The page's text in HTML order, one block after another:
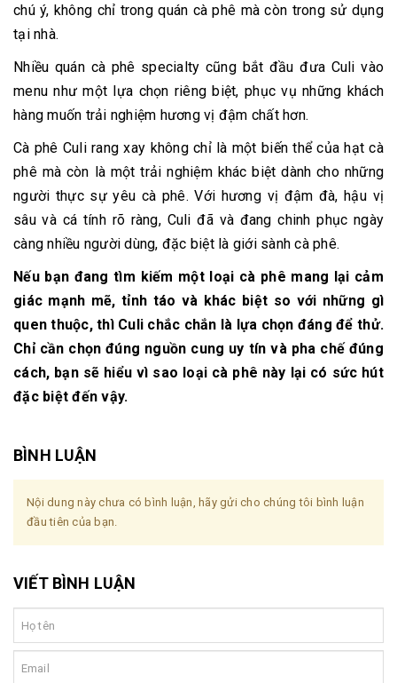
chú ý, không chỉ trong quán cà phê mà còn trong sử dụng
tại nhà.
Nhiều quán cà phê specialty cũng bắt đầu đưa Culi vào
menu như một lựa chọn riêng biệt, phục vụ những khách
hàng muốn trải nghiệm hương vị đậm chất hơn.
Cà phê Culi rang xay không chỉ là một biến thể của hạt cà
phê mà còn là một trải nghiệm khác biệt dành cho những
người thực sự yêu cà phê. Với hương vị đậm đà, hậu vị
sâu và cá tính rõ ràng, Culi đã và đang chinh phục ngày
càng nhiều người dùng, đặc biệt là giới sành cà phê.
Nếu bạn đang tìm kiếm một loại cà phê mang lại cảm
giác mạnh mẽ, tỉnh táo và khác biệt so với những gì
quen thuộc, thì Culi chắc chắn là lựa chọn đáng để thử.
Chỉ cần chọn đúng nguồn cung uy tín và pha chế đúng
cách, bạn sẽ hiểu vì sao loại cà phê này lại có sức hút
đặc biệt đến vậy.
BÌNH LUẬN
Nội dung này chưa có bình luận, hãy gửi cho chúng tôi bình luận
đầu tiên của bạn.
VIẾT BÌNH LUẬN